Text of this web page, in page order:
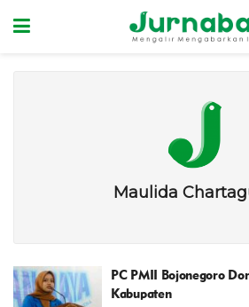
Maulida
PC PMII Bojonegoro
Kabupaten